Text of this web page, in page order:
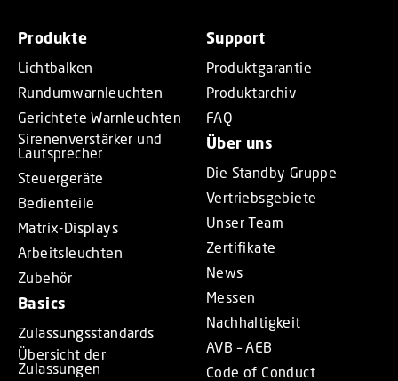
Produkte
Lichtbalken
Rundumwarnleuchten
Gerichtete Warnleuchten
Sirenenverstärker und
Lautsprecher
Steuergeräte
Bedienteile
Matrix-Displays
Arbeitsleuchten
Zubehör
Basics
Zulassungsstandards
Übersicht der
Zulassungen
Support
Produktgarantie
Produktarchiv
FAQ
Über uns
Die Standby Gruppe
Vertriebsgebiete
Unser Team
Zertifikate
News
Messen
Nachhaltigkeit
AVB – AEB
Code of Conduct